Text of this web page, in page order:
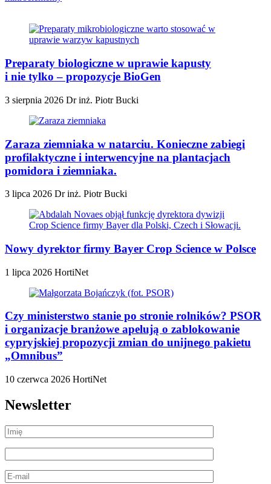
Preparaty biologiczne w uprawie kapusty
i nie tylko – propozycje BioGen
3 sierpnia 2026 Dr inż. Piotr Bucki
Zaraza ziemniaka w natarciu. Konieczne zabiegi
profilaktyczne i interwencyjne na plantacjach
pomidora i ziemniaka.
3 lipca 2026 Dr inż. Piotr Bucki
Nowy dyrektor firmy Bayer Crop Science w Polsce
1 lipca 2026 HortiNet
Czy ministerstwo stanie po stronie rolników? PSOR
i organizacje branżowe apelują o zablokowanie
cypryjskiej propozycji zmian do unijnego pakietu
„Omnibus”
10 czerwca 2026 HortiNet
Newsletter